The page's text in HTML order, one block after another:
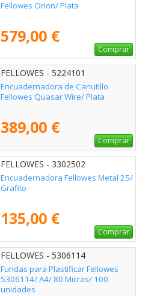
Fellowes Orion/ Plata
579,00 €
Comprar
FELLOWES - 5224101
Encuadernadora de Canutillo
Fellowes Quasar Wire/ Plata
389,00 €
Comprar
FELLOWES - 3302502
Encuadernadora Fellowes Metal 25/
Grafito
135,00 €
Comprar
FELLOWES - 5306114
Fundas para Plastificar Fellowes
5306114/ A4/ 80 Micras/ 100
unidades